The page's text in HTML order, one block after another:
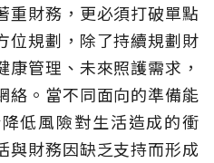
重財務，更必須打破單點
位規劃，除了持續規劃財
管理、未來照護需求，
絡。當不同面向的準備能
低風險對生活造成的衝
與財務因缺乏支持而形成